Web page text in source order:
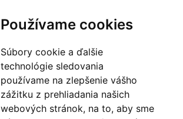
Používame cookies
Súbory cookie a ďalšie
technológie sledovania
používame na zlepšenie vášho
zážitku z prehliadania našich
webových stránok, na to, aby sme
+420 311 604 182
dekorace@autronic.cz